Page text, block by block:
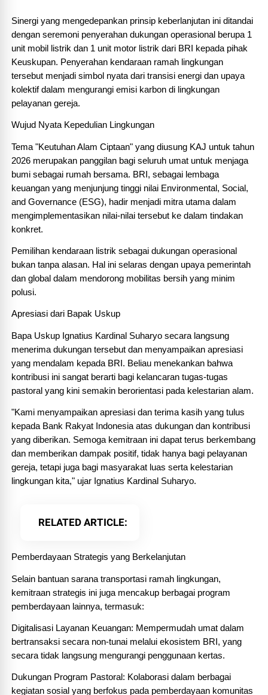
Sinergi yang mengedepankan prinsip keberlanjutan ini ditandai
dengan seremoni penyerahan dukungan operasional berupa 1
unit mobil listrik dan 1 unit motor listrik dari BRI kepada pihak
Keuskupan. Penyerahan kendaraan ramah lingkungan
tersebut menjadi simbol nyata dari transisi energi dan upaya
kolektif dalam mengurangi emisi karbon di lingkungan
pelayanan gereja.
Wujud Nyata Kepedulian Lingkungan
Tema "Keutuhan Alam Ciptaan" yang diusung KAJ untuk tahun
2026 merupakan panggilan bagi seluruh umat untuk menjaga
bumi sebagai rumah bersama. BRI, sebagai lembaga
keuangan yang menjunjung tinggi nilai Environmental, Social,
and Governance (ESG), hadir menjadi mitra utama dalam
mengimplementasikan nilai-nilai tersebut ke dalam tindakan
konkret.
Pemilihan kendaraan listrik sebagai dukungan operasional
bukan tanpa alasan. Hal ini selaras dengan upaya pemerintah
dan global dalam mendorong mobilitas bersih yang minim
polusi.
Apresiasi dari Bapak Uskup
Bapa Uskup Ignatius Kardinal Suharyo secara langsung
menerima dukungan tersebut dan menyampaikan apresiasi
yang mendalam kepada BRI. Beliau menekankan bahwa
kontribusi ini sangat berarti bagi kelancaran tugas-tugas
pastoral yang kini semakin berorientasi pada kelestarian alam.
"Kami menyampaikan apresiasi dan terima kasih yang tulus
kepada Bank Rakyat Indonesia atas dukungan dan kontribusi
yang diberikan. Semoga kemitraan ini dapat terus berkembang
dan memberikan dampak positif, tidak hanya bagi pelayanan
gereja, tetapi juga bagi masyarakat luas serta kelestarian
lingkungan kita," ujar Ignatius Kardinal Suharyo.
RELATED ARTICLE
Pemberdayaan Strategis yang Berkelanjutan
Selain bantuan sarana transportasi ramah lingkungan,
kemitraan strategis ini juga mencakup berbagai program
pemberdayaan lainnya, termasuk:
Digitalisasi Layanan Keuangan: Mempermudah umat dalam
bertransaksi secara non-tunai melalui ekosistem BRI, yang
secara tidak langsung mengurangi penggunaan kertas.
Dukungan Program Pastoral: Kolaborasi dalam berbagai
kegiatan sosial yang berfokus pada pemberdayaan komunitas